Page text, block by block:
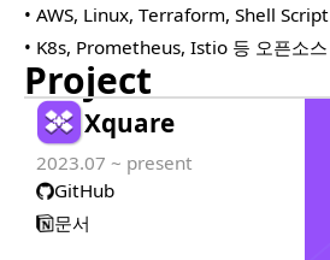
• AWS, Linux, Terraform, Shell Script
• K8s, Prometheus, Istio 등 오픈소스
Project
Xquare
2023.07 ~ present
GitHub
문서